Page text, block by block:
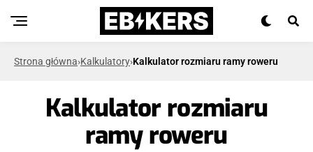
Strona główna›Kalkulatory›Kalkulator rozmiaru ramy roweru
Kalkulator rozmiaru
ramy roweru